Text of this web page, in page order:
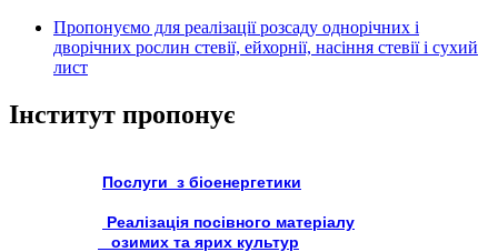
Пропонуємо для реалізації розсаду однорічних і
дворічних рослин стевії, ейхорнії, насіння стевії і сухий
лист
Інститут пропонує
Послуги з біоенергетики
Реалізація посівного матеріалу
озимих та ярих культур